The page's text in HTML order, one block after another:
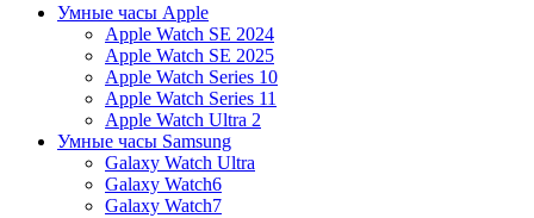
Умные часы Apple
Apple Watch SE 2024
Apple Watch SE 2025
Apple Watch Series 10
Apple Watch Series 11
Apple Watch Ultra 2
Умные часы Samsung
Galaxy Watch Ultra
Galaxy Watch6
Galaxy Watch7